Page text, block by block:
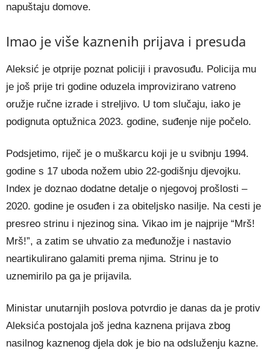
napuštaju domove.
Imao je više kaznenih prijava i presuda
Aleksić je otprije poznat policiji i pravosuđu. Policija mu
je još prije tri godine oduzela improvizirano vatreno
oružje ručne izrade i streljivo. U tom slučaju, iako je
podignuta optužnica 2023. godine, suđenje nije počelo.
Podsjetimo, riječ je o muškarcu koji je u svibnju 1994.
godine s 17 uboda nožem ubio 22-godišnju djevojku.
Index je doznao dodatne detalje o njegovoj prošlosti –
2020. godine je osuđen i za obiteljsko nasilje. Na cesti je
presreo strinu i njezinog sina. Vikao im je najprije “Mrš!
Mrš!”, a zatim se uhvatio za međunožje i nastavio
neartikulirano galamiti prema njima. Strinu je to
uznemirilo pa ga je prijavila.
Ministar unutarnjih poslova potvrdio je danas da je protiv
Aleksića postojala još jedna kaznena prijava zbog
nasilnog kaznenog djela dok je bio na odsluženju kazne.